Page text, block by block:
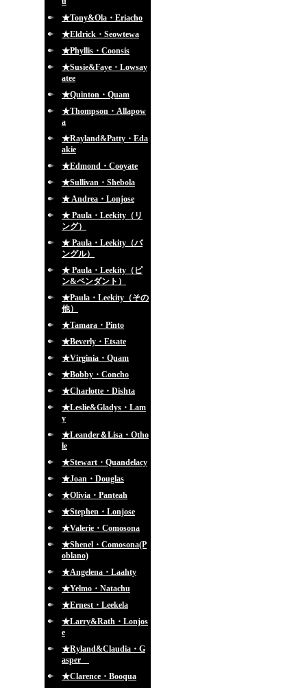
★Tony&Ola・Eriacho
★Eldrick・Seowtewa
★Phyllis・Coonsis
★Susie&Faye・Lowsay
atee
★Quinton・Quam
★Thompson・Allapow
a
★Rayland&Patty・Eda
akie
★Edmond・Cooyate
★Sullivan・Shebola
★ Andrea・Lonjose
★ Paula・Leekity（リ
ング）
★ Paula・Leekity（バ
ングル）
★ Paula・Leekity（ピ
ン&ペンダント）
★Paula・Leekity（その
他）
★Tamara・Pinto
★Beverly・Etsate
★Virginia・Quam
★Bobby・Concho
★Charlotte・Dishta
★Leslie&Gladys・Lam
y
★Leander＆Lisa・Otho
le
★Stewart・Quandelacy
★Joan・Douglas
★Olivia・Panteah
★Stephen・Lonjose
★Valerie・Comosona
★Shenel・Comosona(P
oblano)
★Angelena・Laahty
★Yelmo・Natachu
★Ernest・Leekela
★Larry&Rath・Lonjos
e
★Ryland&Claudia・G
asper
★Clarence・Booqua